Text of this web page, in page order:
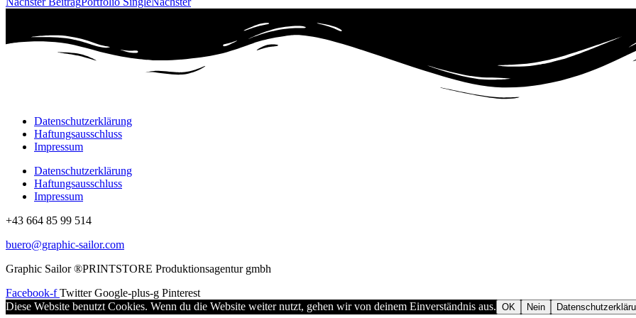
Datenschutzerklärung
Haftungsausschluss
Impressum
Datenschutzerklärung
Haftungsausschluss
Impressum
+43 664 85 99 514
buero@graphic-sailor.com
Graphic Sailor ®PRINTSTORE Produktionsagentur gmbh
Facebook-f Twitter Google-plus-g Pinterest
Diese Website benutzt Cookies. Wenn du die Website weiter nutzt, gehen wir von deinem Einverständnis aus. OK Nein